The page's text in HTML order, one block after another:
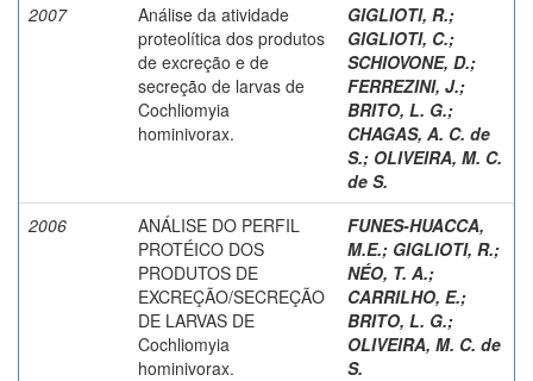
2007
Análise da atividade
proteolítica dos produtos
de excreção e de
secreção de larvas de
Cochliomyia
hominivorax.
GIGLIOTI, R.;
GIGLIOTI, C.;
SCHIOVONE, D.;
FERREZINI, J.;
BRITO, L. G.;
CHAGAS, A. C. de
S.; OLIVEIRA, M. C.
de S.
2006
ANÁLISE DO PERFIL
PROTÉICO DOS
PRODUTOS DE
EXCREÇÃO/SECREÇÃO
DE LARVAS DE
Cochliomyia
hominivorax.
FUNES-HUACCA,
M.E.; GIGLIOTI, R.;
NÉO, T. A.;
CARRILHO, E.;
BRITO, L. G.;
OLIVEIRA, M. C. de
S.